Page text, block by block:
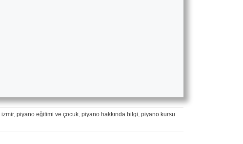
, piyano eğitimi ve çocuk, piyano hakkında bilgi, piyano kursu